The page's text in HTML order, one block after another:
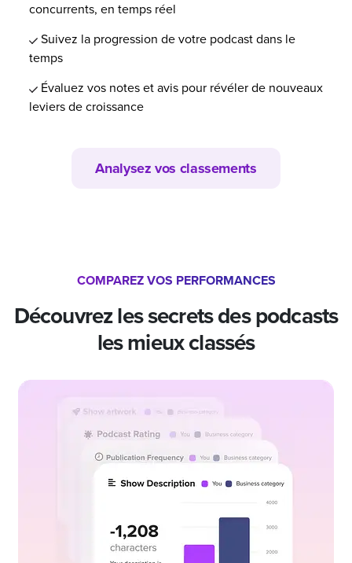
concurrents, en temps réel
Suivez la progression de votre podcast dans le
temps
Évaluez vos notes et avis pour révéler de nouveaux
leviers de croissance
Analysez vos classements
COMPAREZ VOS PERFORMANCES
Découvrez les secrets des podcasts
les mieux classés